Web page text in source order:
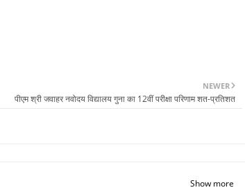
NEWER
पीएम श्री जवाहर नवोदय विद्यालय गुना का 12वीं परीक्षा परिणाम शत-प्रतिशत
Show more